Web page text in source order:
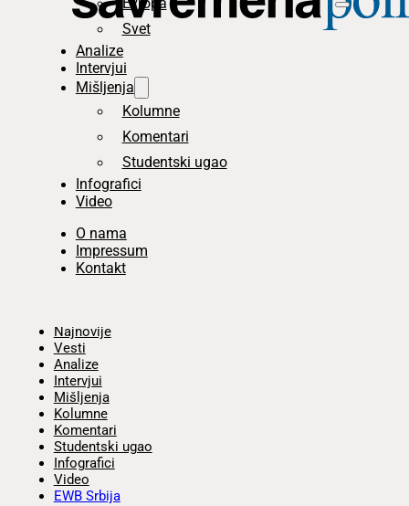
Evropa
Svet
Analize
Intervjui
Mišljenja
Kolumne
Komentari
Studentski ugao
Infografici
Video
O nama
Impressum
Kontakt
Najnovije
Vesti
Analize
Intervjui
Mišljenja
Kolumne
Komentari
Studentski ugao
Infografici
Video
EWB Srbija